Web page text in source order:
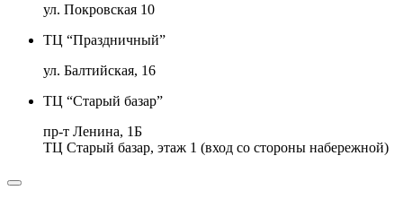
ул. Покровская 10
ТЦ “Праздничный”
ул. Балтийская, 16
ТЦ “Старый базар”
пр-т Ленина, 1Б
ТЦ Старый базар, этаж 1 (вход со стороны набережной)